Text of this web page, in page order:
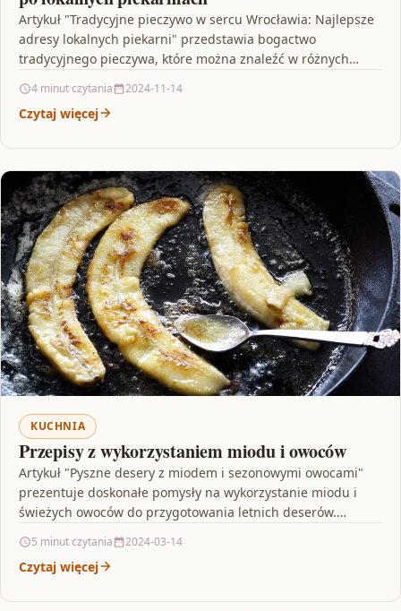
Artykuł "Tradycyjne pieczywo w sercu Wrocławia: Najlepsze
adresy lokalnych piekarni" przedstawia bogactwo
tradycyjnego pieczywa, które można znaleźć w różnych
4 minut czytania 2024-11-14
Czytaj więcej
KUCHNIA
Przepisy z wykorzystaniem miodu i owoców
Artykuł "Pyszne desery z miodem i sezonowymi owocami"
prezentuje doskonałe pomysły na wykorzystanie miodu i
świeżych owoców do przygotowania letnich deserów.
5 minut czytania 2024-03-14
Czytaj więcej